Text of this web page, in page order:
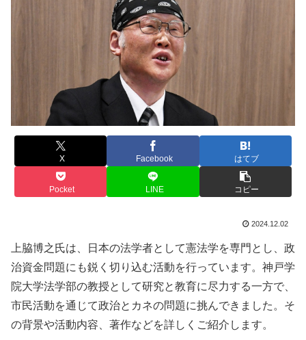
X Facebook はてブ
Pocket LINE コピー
2024.12.02
上脇博之氏は、日本の法学者として憲法学を専門とし、政
治資金問題にも鋭く切り込む活動を行っています。神戸学
院大学法学部の教授として研究と教育に尽力する一方で、
市民活動を通じて政治とカネの問題に挑んできました。そ
の背景や活動内容、著作などを詳しくご紹介します。